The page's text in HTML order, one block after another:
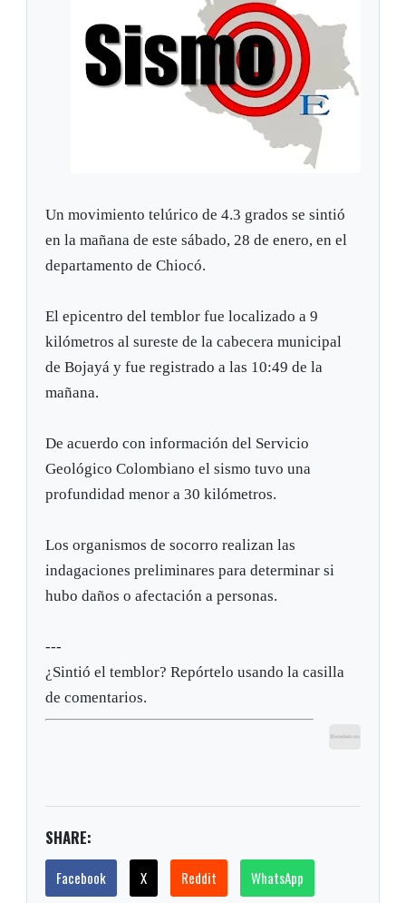
Un movimiento telúrico de 4.3 grados se sintió
en la mañana de este sábado, 28 de enero, en el
departamento de Chiocó.
El epicentro del temblor fue localizado a 9
kilómetros al sureste de la cabecera municipal
de Bojayá y fue registrado a las 10:49 de la
mañana.
De acuerdo con información del Servicio
Geológico Colombiano el sismo tuvo una
profundidad menor a 30 kilómetros.
Los organismos de socorro realizan las
indagaciones preliminares para determinar si
hubo daños o afectación a personas.
---
¿Sintió el temblor? Repórtelo usando la casilla
de comentarios.
SHARE:
Facebook X Reddit WhatsApp